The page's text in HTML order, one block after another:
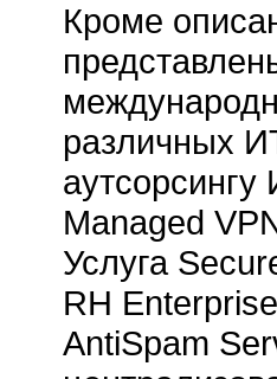
Кроме
различных
Managed
Услуга
RH
AntiSpam